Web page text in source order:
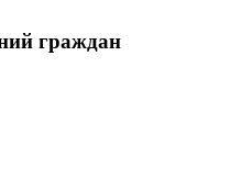
граждан